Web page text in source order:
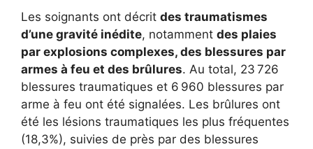
Les soignants ont décrit des traumatismes
d’une gravité inédite, notamment des plaies
par explosions complexes, des blessures par
armes à feu et des brûlures. Au total, 23 726
blessures traumatiques et 6 960 blessures par
arme à feu ont été signalées. Les brûlures ont
été les lésions traumatiques les plus fréquentes
(18,3%), suivies de près par des blessures